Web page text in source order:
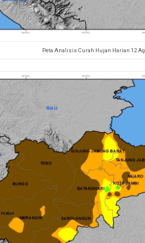
Peta Analisis Curah Hujan Harian 12